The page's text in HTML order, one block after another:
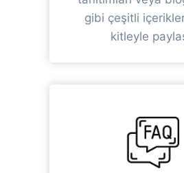
gibi çeşitli
kitleyle